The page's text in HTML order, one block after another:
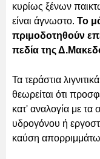
κυρίως ξένων
είναι άγνωστο. Το
πριμοδοτηθούν
πεδία της
Τα τεράστια
θεωρείται ότι
κατ' αναλογία με τα
υδρογόνου ή
καύση